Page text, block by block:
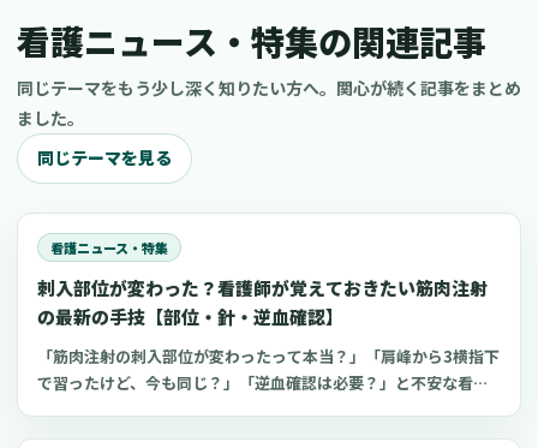
看護ニュース・特集の関連記事
同じテーマをもう少し深く知りたい方へ。関心が続く記事をまとめ
ました。
同じテーマを見る
看護ニュース・特集
刺入部位が変わった？看護師が覚えておきたい筋肉注射
の最新の手技【部位・針・逆血確認】
「筋肉注射の刺入部位が変わったって本当？」「肩峰から3横指下
で習ったけど、今も同じ？」「逆血確認は必要？」と不安な看護
び方、針のゲージと長さ、皮下注射との違い、神経損傷やSIRVA